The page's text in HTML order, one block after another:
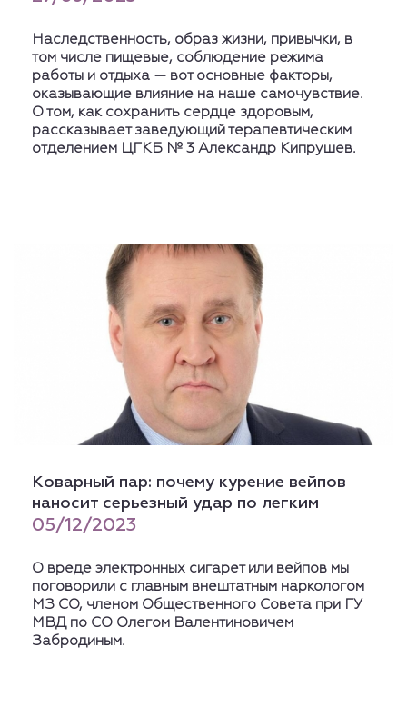
Наследственность, образ жизни, привычки, в
том числе пищевые, соблюдение режима
работы и отдыха — вот основные факторы,
оказывающие влияние на наше самочувствие.
О том, как сохранить сердце здоровым,
рассказывает заведующий терапевтическим
отделением ЦГКБ № 3 Александр Кипрушев.
Коварный пар: почему курение вейпов
наносит серьезный удар по легким
05/12/2023
О вреде электронных сигарет или вейпов мы
поговорили с главным внештатным наркологом
МЗ СО, членом Общественного Совета при ГУ
МВД по СО Олегом Валентиновичем
Забродиным.